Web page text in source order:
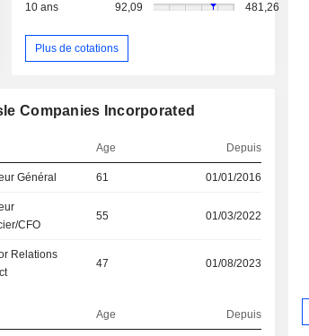
10 ans 92,09 481,26
Plus de cotations
Companies Incorporated
Age Depuis
Général 61 01/01/2016
CFO
55 01/03/2022
Relations
47 01/08/2023
Age Depuis